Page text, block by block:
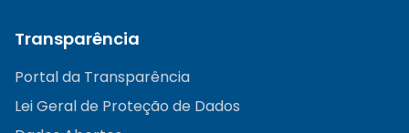
Transparência
Portal da Transparência
Lei Geral de Proteção de Dados